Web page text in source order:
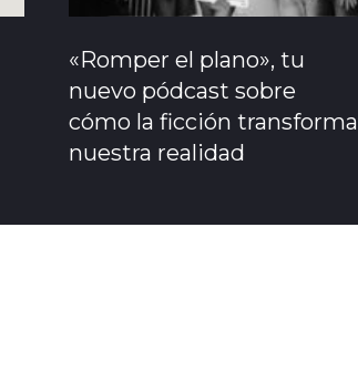
«Romper el plano», tu
nuevo pódcast sobre
cómo la ficción transforma
nuestra realidad